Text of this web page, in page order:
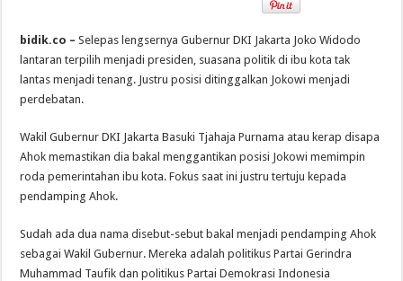
bidik.co – Selepas lengsernya Gubernur DKI Jakarta Joko Widodo
lantaran terpilih menjadi presiden, suasana politik di ibu kota tak
lantas menjadi tenang. Justru posisi ditinggalkan Jokowi menjadi
perdebatan.
Wakil Gubernur DKI Jakarta Basuki Tjahaja Purnama atau kerap disapa
Ahok memastikan dia bakal menggantikan posisi Jokowi memimpin
roda pemerintahan ibu kota. Fokus saat ini justru tertuju kepada
pendamping Ahok.
Sudah ada dua nama disebut-sebut bakal menjadi pendamping Ahok
sebagai Wakil Gubernur. Mereka adalah politikus Partai Gerindra
Muhammad Taufik dan politikus Partai Demokrasi Indonesia